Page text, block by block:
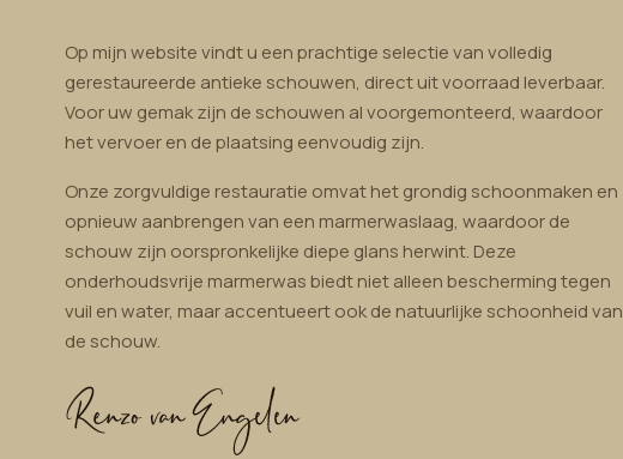
Op mijn website vindt u een prachtige selectie van volledig
gerestaureerde antieke schouwen, direct uit voorraad leverbaar.
Voor uw gemak zijn de schouwen al voorgemonteerd, waardoor
het vervoer en de plaatsing eenvoudig zijn.
Onze zorgvuldige restauratie omvat het grondig schoonmaken en
opnieuw aanbrengen van een marmerwaslaag, waardoor de
schouw zijn oorspronkelijke diepe glans herwint. Deze
onderhoudsvrije marmerwas biedt niet alleen bescherming tegen
vuil en water, maar accentueert ook de natuurlijke schoonheid van
de schouw.